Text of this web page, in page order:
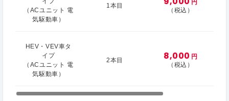
（ACユニット 電
気駆動車）
1本目
円
（税込）
HEV・VEV車タ
イプ
（ACユニット 電
気駆動車）
2本目 8,000 円
（税込）